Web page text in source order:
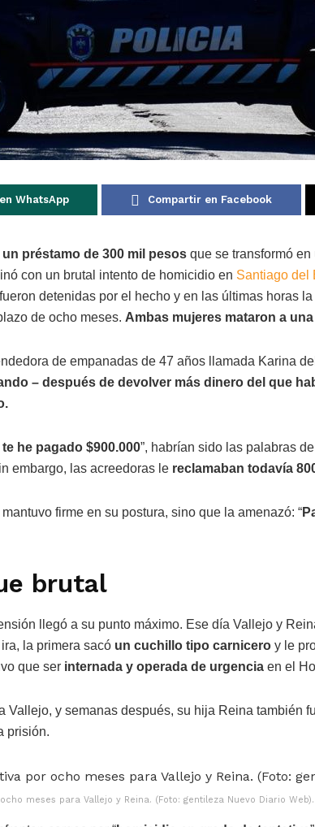
WhatsApp Compartir en Facebook
un préstamo de 300 mil pesos que se transformó
con un brutal intento de homicidio en Santiago del
detenidas por el hecho y en las últimas horas
de ocho meses. Ambas mujeres mataron a
de empanadas de 47 años llamada Karina
– después de devolver más dinero del que
te he pagado $900.000”, habrían sido las palabras
embargo, las acreedoras le reclamaban todavía
firme en su postura, sino que la amenazó: “
brutal
llegó a su punto máximo. Ese día Vallejo y
la primera sacó un cuchillo tipo carnicero y le
que ser internada y operada de urgencia en el
Vallejo, y semanas después, su hija Reina también
prisión.
meses para Vallejo y Reina. (Foto: gentileza Nuevo Diario Web).